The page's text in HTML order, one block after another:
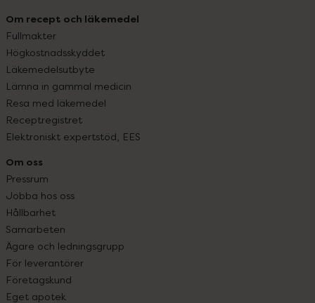
Om recept och läkemedel
Fullmakter
Högkostnadsskyddet
Läkemedelsutbyte
Lämna in gammal medicin
Resa med läkemedel
Receptregistret
Elektroniskt expertstöd, EES
Om oss
Pressrum
Jobba hos oss
Hållbarhet
Samarbeten
Ägare och ledningsgrupp
För leverantörer
Företagskund
Eget apotek